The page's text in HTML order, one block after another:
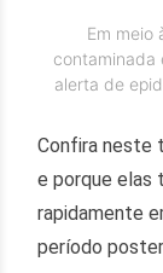
Em meio
contaminada
alerta de
Confira neste
e porque elas
rapidamente
período